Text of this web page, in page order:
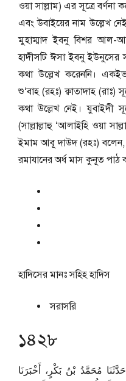
ওয়া সাল্লাম) এর সূত্রে
এবং উবাইয়ের নাম উল্লেখ
মুহাম্মাদ ইবনু বিশর আল-
হাদীসটি ঈসা ইবনু ইউনুসের
কথা উল্লেখ করেননি।
শু‘বাহ (রহঃ) ক্বাতাদাহ (রাঃ)
কথা উল্লেখ নেই। যুবাইদী
(সাল্লাল্লাহু ‘আলাইহি ওয়া
ইমাম আবূ দাউদ (রহঃ) বলেন,
রমাযানের অর্ধ মাস কুনূত পাঠ
হাদিসের মানঃসহিহ হাদিস
সরাসরি
১৪২৮
مُحَمَّدُ بْنُ بَكْرٍ، أَخْبَرَنَا